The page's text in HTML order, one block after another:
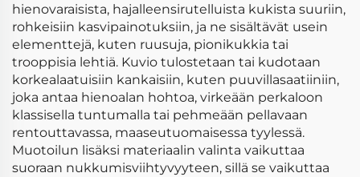
hienovaraisista, hajalleensirutelluista kukista suuriin,
rohkeisiin kasvipainotuksiin, ja ne sisältävät usein
elementtejä, kuten ruusuja, pionikukkia tai
trooppisia lehtiä. Kuvio tulostetaan tai kudotaan
korkealaatuisiin kankaisiin, kuten puuvillasaatiiniin,
joka antaa hienoalan hohtoa, virkeään perkaloon
klassisella tuntumalla tai pehmeään pellavaan
rentouttavassa, maaseutuomaisessa tyylessä.
Muotoilun lisäksi materiaalin valinta vaikuttaa
suoraan nukkumisviihtyvyyteen, sillä se vaikuttaa